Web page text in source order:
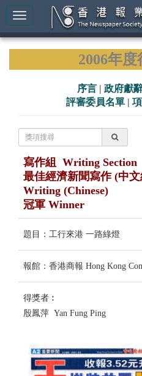
2006年
序言 | 政府獻
評審委員名單 |
寫作組 Writing Section
最佳經濟新聞寫作 (中文
Writing (Chinese)
冠軍 Winner
題目：工行來港 一路綠燈
報館：香港商報 Hong Kong
得獎者︰
殷鳳萍 Yan Fung Ping